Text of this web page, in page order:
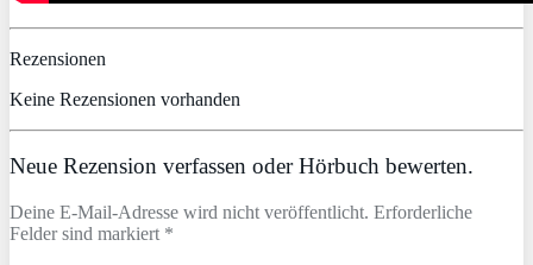
Rezensionen
Keine Rezensionen vorhanden
Neue Rezension verfassen oder Hörbuch bewerten.
Deine E-Mail-Adresse wird nicht veröffentlicht. Erforderliche
Felder sind markiert *